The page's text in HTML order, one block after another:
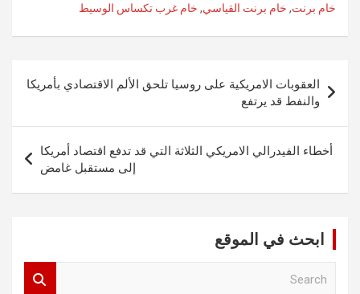
خام برنت, خام برنت القياسي, خام غرب تكساس الوسيط
المقالات
العقوبات الامريكية على روسيا تلحق الألم الاقتصادي بأمريكا
والنفط قد يرتفع
أخطاء الفيدرالي الامريكي الثلاثة التي قد تدفع اقتصاد أمريكا
إلى مستقبل غامض
ابحث في الموقع